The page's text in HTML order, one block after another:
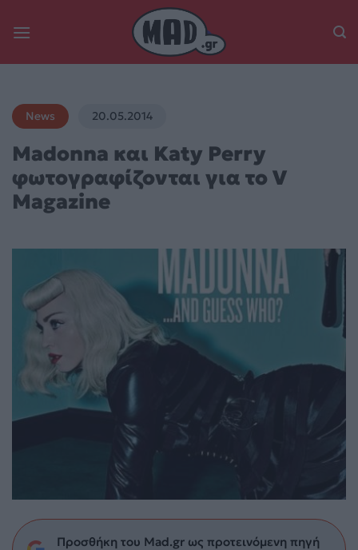
News 20.05.2014
Madonna και Katy Perry
φωτογραφίζονται για το V
Magazine
Προσθήκη του Mad.gr ως προτεινόμενη πηγή